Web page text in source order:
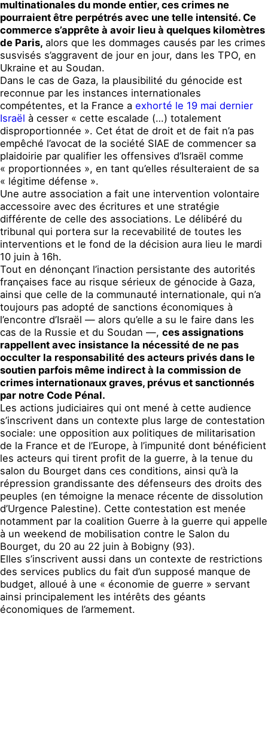
multinationales du monde entier, ces crimes ne
pourraient être perpétrés avec une telle intensité. Ce
commerce s’apprête à avoir lieu à quelques kilomètres
de Paris, alors que les dommages causés par les crimes
susvisés s’aggravent de jour en jour, dans les TPO, en
Ukraine et au Soudan.
Dans le cas de Gaza, la plausibilité du génocide est
reconnue par les instances internationales
compétentes, et la France a exhorté le 19 mai dernier
Israël à cesser « cette escalade (…) totalement
disproportionnée ». Cet état de droit et de fait n’a pas
empêché l’avocat de la société SIAE de commencer sa
plaidoirie par qualifier les offensives d’Israël comme
« proportionnées », en tant qu’elles résulteraient de sa
« légitime défense ».
Une autre association a fait une intervention volontaire
accessoire avec des écritures et une stratégie
différente de celle des associations. Le délibéré du
tribunal qui portera sur la recevabilité de toutes les
interventions et le fond de la décision aura lieu le mardi
10 juin à 16h.
Tout en dénonçant l’inaction persistante des autorités
françaises face au risque sérieux de génocide à Gaza,
ainsi que celle de la communauté internationale, qui n’a
toujours pas adopté de sanctions économiques à
l’encontre d’Israël — alors qu’elle a su le faire dans les
cas de la Russie et du Soudan —, ces assignations
rappellent avec insistance la nécessité de ne pas
occulter la responsabilité des acteurs privés dans le
soutien parfois même indirect à la commission de
crimes internationaux graves, prévus et sanctionnés
par notre Code Pénal.
Les actions judiciaires qui ont mené à cette audience
s’inscrivent dans un contexte plus large de contestation
sociale: une opposition aux politiques de militarisation
de la France et de l’Europe, à l’impunité dont bénéficient
les acteurs qui tirent profit de la guerre, à la tenue du
salon du Bourget dans ces conditions, ainsi qu’à la
répression grandissante des défenseurs des droits des
peuples (en témoigne la menace récente de dissolution
d’Urgence Palestine). Cette contestation est menée
notamment par la coalition Guerre à la guerre qui appelle
à un weekend de mobilisation contre le Salon du
Bourget, du 20 au 22 juin à Bobigny (93).
Elles s’inscrivent aussi dans un contexte de restrictions
des services publics du fait d’un supposé manque de
budget, alloué à une « économie de guerre » servant
ainsi principalement les intérêts des géants
économiques de l’armement.